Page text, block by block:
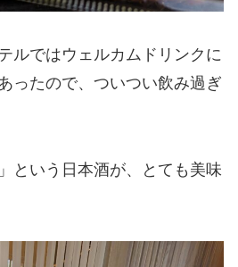
ルではウェルカムドリンクに
ったので、ついつい飲み過ぎ
という日本酒が、とても美味